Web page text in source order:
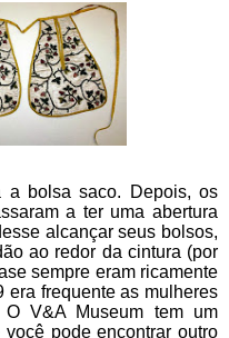
a ter uma abertura
alcançar seus bolsos,
ao redor da cintura (por
sempre eram ricamente
era frequente as mulheres
V&A Museum tem um
você pode encontrar outro